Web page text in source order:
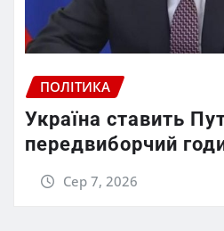
ПОЛІТИКА
Україна ставить
передвиборчий
Сер 7, 2026